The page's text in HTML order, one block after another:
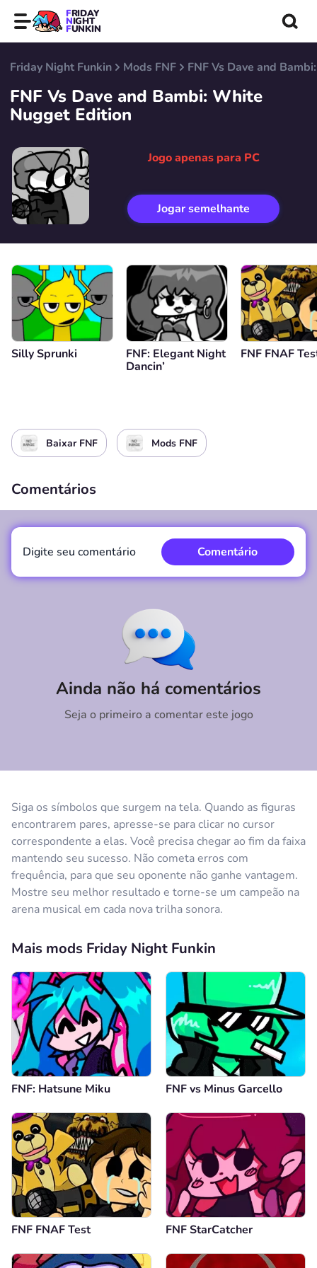
FRIDAY
NIGHT
FUNKIN
Friday Night Funkin Mods FNF FNF Vs Dave and
FNF Vs Dave and Bambi: White
Nugget Edition
Jogo apenas para PC
Jogar semelhante
Silly Sprunki
FNF: Elegant Night
Dancin’
FNF FNAF
Baixar FNF Mods FNF
Siga os símbolos que surgem na tela. Quando as figuras
encontrarem pares, apresse-se para clicar no cursor
correspondente a elas. Você precisa chegar ao fim da faixa
mantendo seu sucesso. Não cometa erros com
frequência, para que seu oponente não ganhe vantagem.
Mostre seu melhor resultado e torne-se um campeão na
arena musical em cada nova trilha sonora.
Comentários
Ainda não há comentários
Seja o primeiro a comentar este jogo
Digite seu comentário Comentário
Mais mods Friday Night Funkin
FNF: Hatsune Miku FNF vs Minus Garcello
FNF FNAF Test FNF StarCatcher